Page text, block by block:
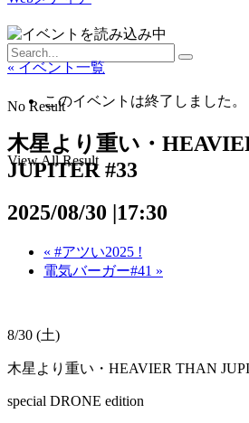
No Result
View All Result
« イベント一覧
このイベントは終了しました。
木星より重い・
JUPITER #33
2025/08/30 |17:30
« #アツい2025 !
電気バーガー#41 »
8/30 (土)
木星より重い・HEAVIER THAN
special DRONE edition